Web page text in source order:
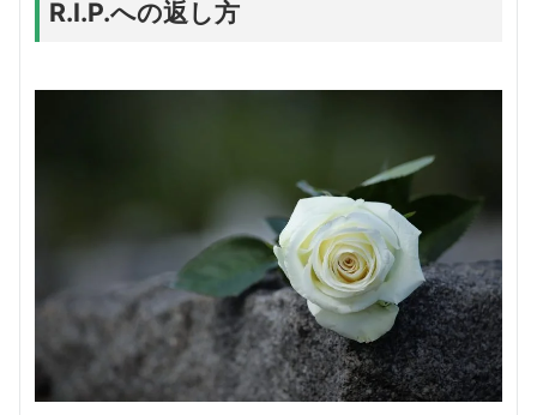
R.I.P.への返し方